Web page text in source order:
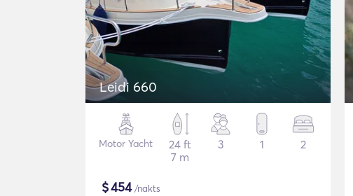
Leidi 660
Motor Yacht
24 ft
7 m
3 1 2
$454/nakts